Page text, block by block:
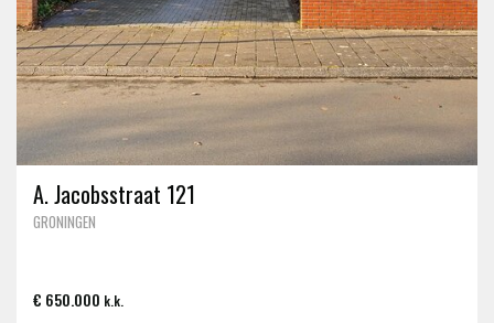
A. Jacobsstraat 121
GRONINGEN
€ 650.000 k.k.